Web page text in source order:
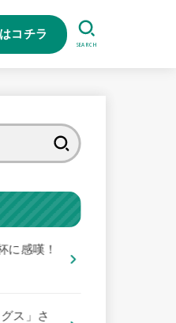
コチラ
SEARCH
に感嘆！
ス」さ